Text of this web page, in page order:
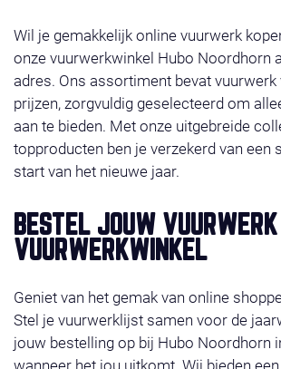
ligt klaar op de door u gekozen
31 december 2025. Wilt u liever
winkel, check dan even onze
contact
veel shop plezier!
Wil je gemakkelijk online vuurwerk
onze vuurwerkwinkel Hubo Noordhorn
adres. Ons assortiment bevat
prijzen, zorgvuldig geselecteerd om
aan te bieden. Met onze uitgebreide
topproducten ben je verzekerd van een
start van het nieuwe jaar.
BESTEL JOUW
VUURWERKWINKEL
Geniet van het gemak van online
Stel je vuurwerklijst samen voor de
jouw bestelling op bij Hubo Noordhorn
wanneer het jou uitkomt. Wij bieden een